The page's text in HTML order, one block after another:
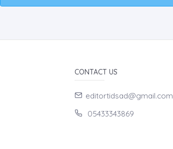
CONTACT US
editortidsad@gmail.com
05433343869